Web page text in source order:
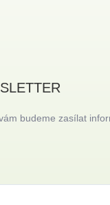
budeme zasílat